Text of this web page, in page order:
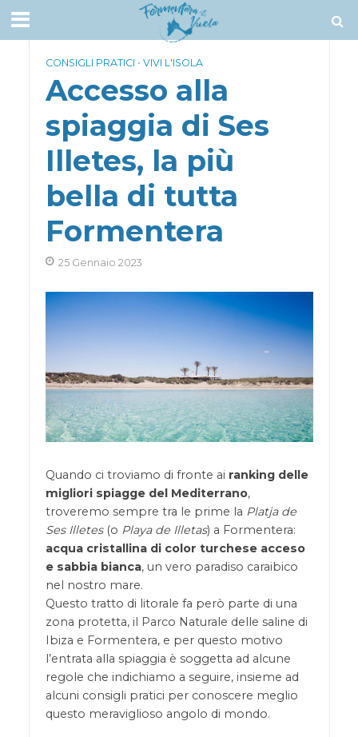
CONSIGLI PRATICI • VIVI L'ISOLA
Accesso alla
spiaggia di Ses
Illetes, la più
bella di tutta
Formentera
25 Gennaio 2023
Quando ci troviamo di fronte ai ranking delle
migliori spiagge del Mediterrano,
troveremo sempre tra le prime la Platja de
Ses Illetes(o Playa de Illetas) a Formentera:
acqua cristallina di color turchese acceso
e sabbia bianca, un vero paradiso caraibico
nel nostro mare.
Questo tratto di litorale fa però parte di una
zona protetta, il Parco Naturale delle saline di
Ibiza e Formentera, e per questo motivo
l’entrata alla spiaggia è soggetta ad alcune
regole che indichiamo a seguire, insieme ad
alcuni consigli pratici per conoscere meglio
questo meraviglioso angolo di mondo.